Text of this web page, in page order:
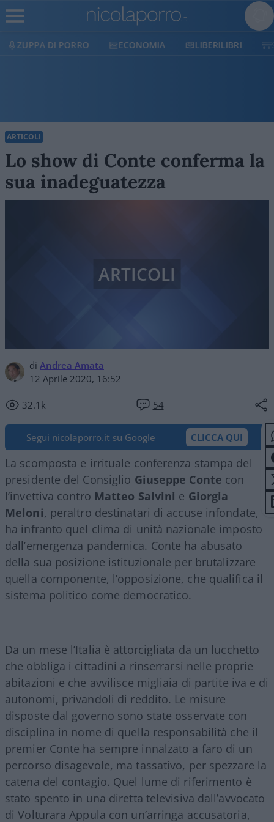
ECONOMIA LIBERILIBRI SHOP SOSTIENICI
ARTICOLI
Lo show di Conte conferma la
sua inadeguatezza
di Andrea Amata
12 Aprile 2020, 16:52
32.1k 54
ARTICOLI
Segui nicolaporro.it su Google CLICCA QUI
La scomposta e irrituale conferenza stampa del
presidente del Consiglio Giuseppe Conte con
l’invettiva contro Matteo Salvini e Giorgia
Meloni, peraltro destinatari di accuse infondate,
ha infranto quel clima di unità nazionale imposto
dall’emergenza pandemica. Conte ha abusato
della sua posizione istituzionale per brutalizzare
quella componente, l’opposizione, che qualifica il
sistema politico come democratico.
Da un mese l’Italia è attorcigliata da un lucchetto
che obbliga i cittadini a rinserrarsi nelle proprie
abitazioni e che avvilisce migliaia di partite iva e di
autonomi, privandoli di reddito. Le misure
disposte dal governo sono state osservate con
disciplina in nome di quella responsabilità che il
premier Conte ha sempre innalzato a faro di un
percorso disagevole, ma tassativo, per spezzare la
catena del contagio. Quel lume di riferimento è
stato spento in una diretta televisiva dall’avvocato
di Volturara Appula con un’arringa accusatoria,